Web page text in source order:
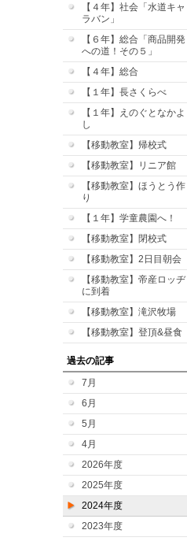
【４年】社会「水道キャ
ラバン」
【６年】総合「商品開発
への道！その５」
【４年】総合
【１年】長さくらべ
【１年】えのぐとなかよ
し
【移動教室】帰校式
【移動教室】リニア館
【移動教室】ほうとう作
り
【１年】学童農園へ！
【移動教室】閉校式
【移動教室】2日目朝会
【移動教室】帝産ロッヂ
に到着
【移動教室】滝沢牧場
【移動教室】登頂&昼食
過去の記事
7月
6月
5月
4月
2026年度
2025年度
2024年度
2023年度